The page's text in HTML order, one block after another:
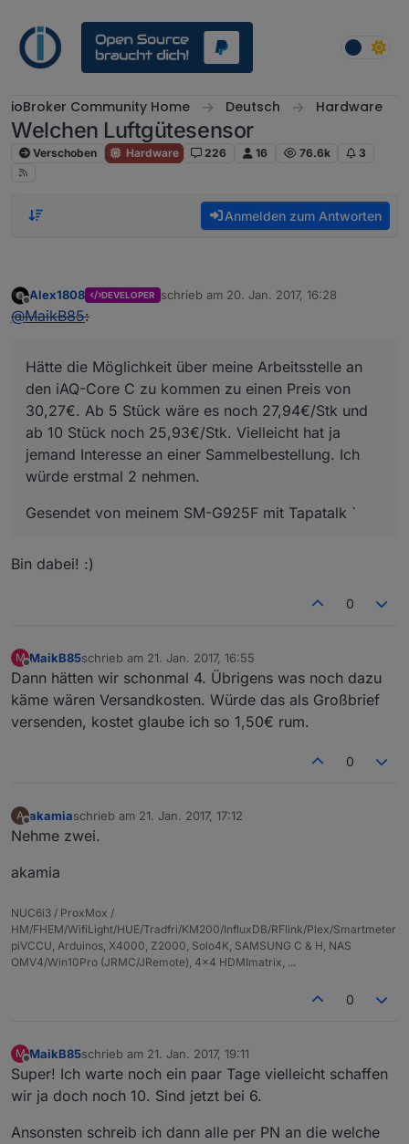
ioBroker Community Home Deutsch Hardware
Welchen Luftgütesensor
Verschoben Hardware 226 16 76.6k 3
Anmelden zum Antworten
Offline
Alex1808 DEVELOPER schrieb am 20. Jan. 2017, 16:28
zuletzt editiert von
@MaikB85:
Hätte die Möglichkeit über meine Arbeitsstelle an
den iAQ-Core C zu kommen zu einen Preis von
30,27€. Ab 5 Stück wäre es noch 27,94€/Stk und
ab 10 Stück noch 25,93€/Stk. Vielleicht hat ja
jemand Interesse an einer Sammelbestellung. Ich
würde erstmal 2 nehmen.
Gesendet von meinem SM-G925F mit Tapatalk `
Bin dabei! :)
0
M
Offline
MaikB85schrieb am 21. Jan. 2017, 16:55
zuletzt editiert von
Dann hätten wir schonmal 4. Übrigens was noch dazu
käme wären Versandkosten. Würde das als Großbrief
versenden, kostet glaube ich so 1,50€ rum.
0
A
Offline
akamiaschrieb am 21. Jan. 2017, 17:12
zuletzt editiert von
Nehme zwei.
akamia
NUC6i3 / ProxMox /
HM/FHEM/WifiLight/HUE/Tradfri/KM200/InfluxDB/RFlink/Plex/Smartmeter
piVCCU, Arduinos, X4000, Z2000, Solo4K, SAMSUNG C & H, NAS
OMV4/Win10Pro (JRMC/JRemote), 4x4 HDMImatrix, ...
0
M
Offline
MaikB85schrieb am 21. Jan. 2017, 19:11
zuletzt editiert von
Super! Ich warte noch ein paar Tage vielleicht schaffen
wir ja doch noch 10. Sind jetzt bei 6.
Ansonsten schreib ich dann alle per PN an die welche